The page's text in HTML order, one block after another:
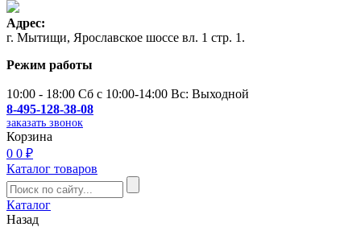
Адрес:
г. Мытищи, Ярославское шоссе вл. 1 стр. 1.
Режим работы
10:00 - 18:00 Сб с 10:00-14:00 Вс: Выходной
8-495-128-38-08
заказать звонок
Корзина
0 0 ₽
Каталог товаров
Каталог
Назад